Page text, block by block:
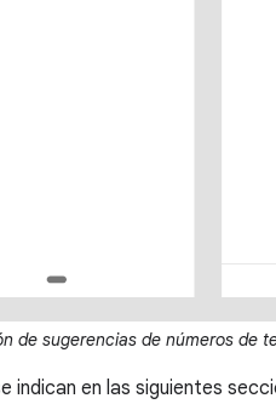
de sugerencias de números de
indican en las siguientes